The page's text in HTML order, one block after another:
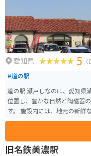
愛知県 5
#道の駅
道の駅 瀬戸しなのは、愛知県
位置し、豊かな自然と陶磁器
す。 施設内には、地元の新鮮な野菜や果物を販売する農産物直売所や、瀬戸
焼の販売コーナーがあります。 レストランでは、地元産の食材を使った料
や、瀬戸物の器で味わえるメニューも楽しめ
の駅の駐車場にバイク専用の駐輪スペー
に窯元や美術館など、観光スポットも
旧名鉄美濃駅